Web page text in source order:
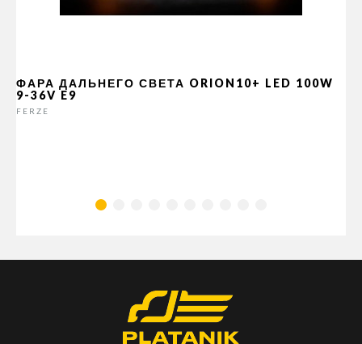
ФАРА ДАЛЬНЕГО СВЕТА ORION10+ LED 100W
9-36V E9
FERZE